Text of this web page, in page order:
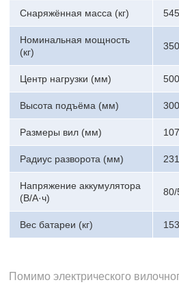
Снаряжённая масса (кг)
Номинальная мощность
(кг)
Центр нагрузки (мм) 500
Высота подъёма (мм)
Размеры вил (мм)
Радиус разворота (мм)
Напряжение аккумулятора
(В/А·ч)
80/
Вес батареи (кг)
Помимо электрического